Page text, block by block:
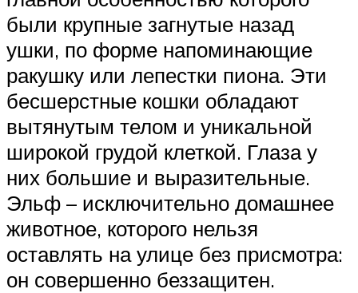
были крупные загнутые назад
ушки, по форме напоминающие
ракушку или лепестки пиона. Эти
бесшерстные кошки обладают
вытянутым телом и уникальной
широкой грудой клеткой. Глаза у
них большие и выразительные.
Эльф – исключительно домашнее
животное, которого нельзя
оставлять на улице без присмотра:
он совершенно беззащитен.